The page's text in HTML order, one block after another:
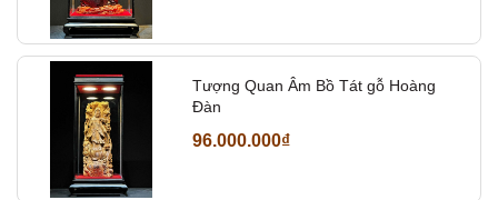
Tượng Quan Âm Bồ Tát gỗ Hoàng
Đàn
96.000.000₫